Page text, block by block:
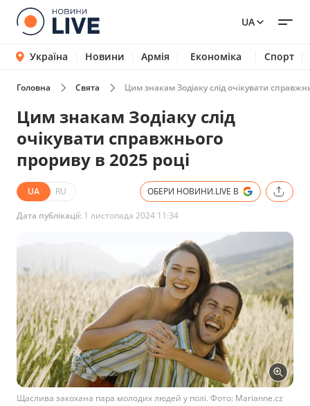
UA
Україна Новини Армія Економіка Спорт
Головна Свята Цим знакам Зодіаку слід очікувати
Цим знакам Зодіаку слід
очікувати справжнього
прориву в 2025 році
UA RU ОБЕРИ НОВИНИ.LIVE В
Дата публікації: 1 листопада 2024 11:34
Щаслива закохана пара молодих людей у полі. Фото: Marianne.cz